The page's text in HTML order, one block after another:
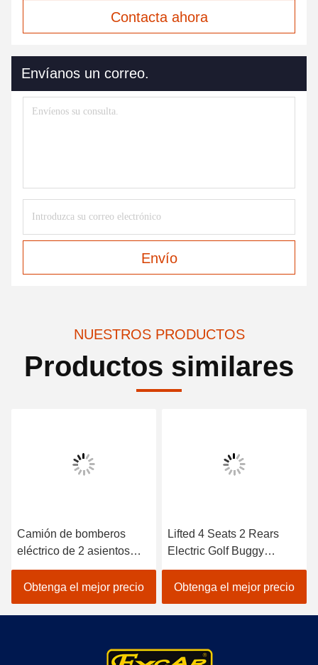
Contacta ahora
Envíanos un correo.
Envío
NUESTROS PRODUCTOS
Productos similares
Camión de bomberos
eléctrico de 2 asientos
aprobado por CE con
batería de troya Carritos
de golf eléctricos
Obtenga el mejor precio
Lifted 4 Seats 2 Rears
Electric Golf Buggy
Lithium Battery
Accessories
Customizable
Obtenga el mejor precio